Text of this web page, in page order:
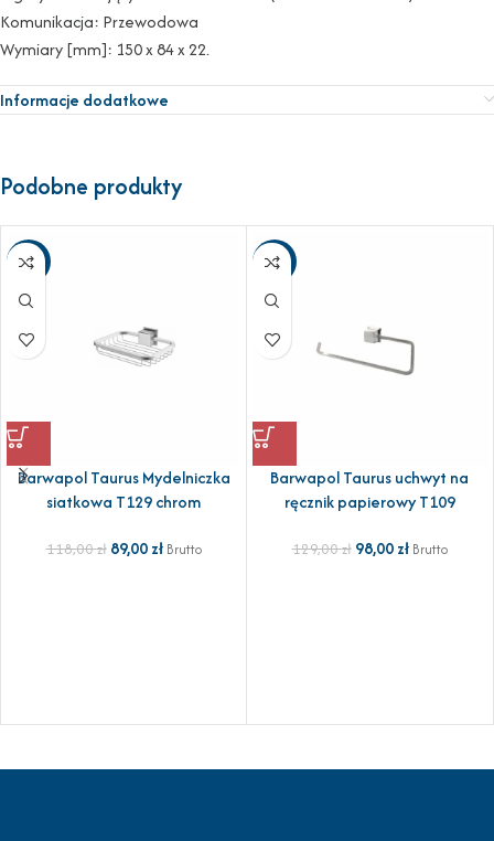
Komunikacja: Przewodowa
Wymiary [mm]: 150 x 84 x 22.
Informacje dodatkowe
Podobne produkty
-25%
Barwapol Taurus Mydelniczka
siatkowa T129 chrom
118,00zł 89,00zł Brutto
-24%
Barwapol Taurus uchwyt na
ręcznik papierowy T109
129,00zł 98,00zł Brutto